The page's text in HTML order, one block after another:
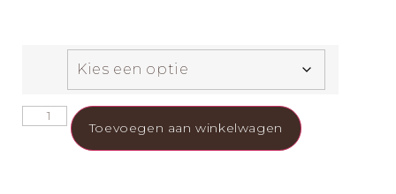
Toevoegen aan winkelwagen